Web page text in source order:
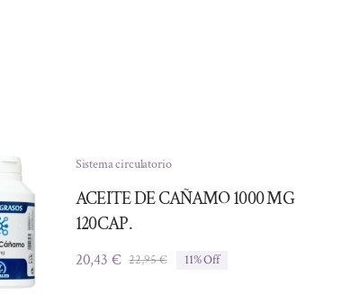
Sistema circulatorio
ACEITE DE CAÑAMO 1000 MG
120CAP.
22,95€El
20,43 €
El
11% Off